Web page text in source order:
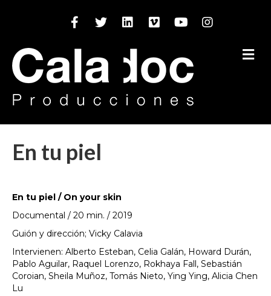
Facebook Twitter Linkedin Vimeo Youtube Instagram
En tu piel
En tu piel / On your skin
Documental / 20 min. / 2019
Guión y dirección; Vicky Calavia
Intervienen: Alberto Esteban, Celia Galán, Howard Durán,
Pablo Aguilar, Raquel Lorenzo, Rokhaya Fall, Sebastián
Coroian, Sheila Muñoz, Tomás Nieto, Ying Ying, Alicia Chen
Lu